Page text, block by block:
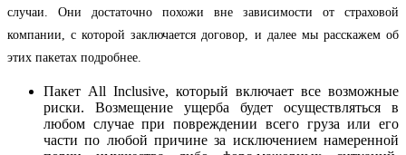
случаи. Они достаточно похожи вне зависимости от страховой
компании, с которой заключается договор, и далее мы расскажем об
этих пакетах подробнее.
Пакет All Inclusive, который включает все возможные
риски. Возмещение ущерба будет осуществляться в
любом случае при повреждении всего груза или его
части по любой причине за исключением намеренной